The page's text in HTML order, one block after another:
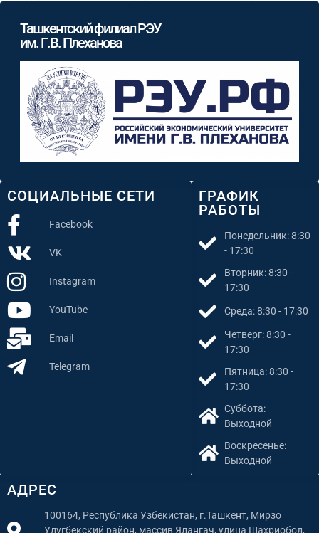
АДРЕС
100164, Республика Узбекистан, г.Ташкент, Мирзо
Улугбекский район, массив Ялангач, улица Шахриобод,
ГРАФИК
РАБОТЫ
Понедельник: 8:30
- 17:30
Вторник: 8:30 -
17:30
Среда: 8:30 - 17:30
Четверг: 8:30 -
17:30
Пятница: 8:30 -
17:30
Суббота:
Выходной
Воскресенье:
Выходной
СОЦИАЛЬНЫЕ СЕТИ
Facebook
VK
Instagram
YouTube
Email
Telegram
Ташкентский филиал РЭУ
им. Г.В. Плеханова